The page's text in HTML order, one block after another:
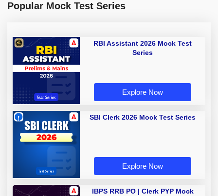
Popular Mock Test Series
RBI Assistant 2026 Mock Test
Series
Explore Now
SBI Clerk 2026 Mock Test Series
Explore Now
IBPS RRB PO | Clerk PYP Mock